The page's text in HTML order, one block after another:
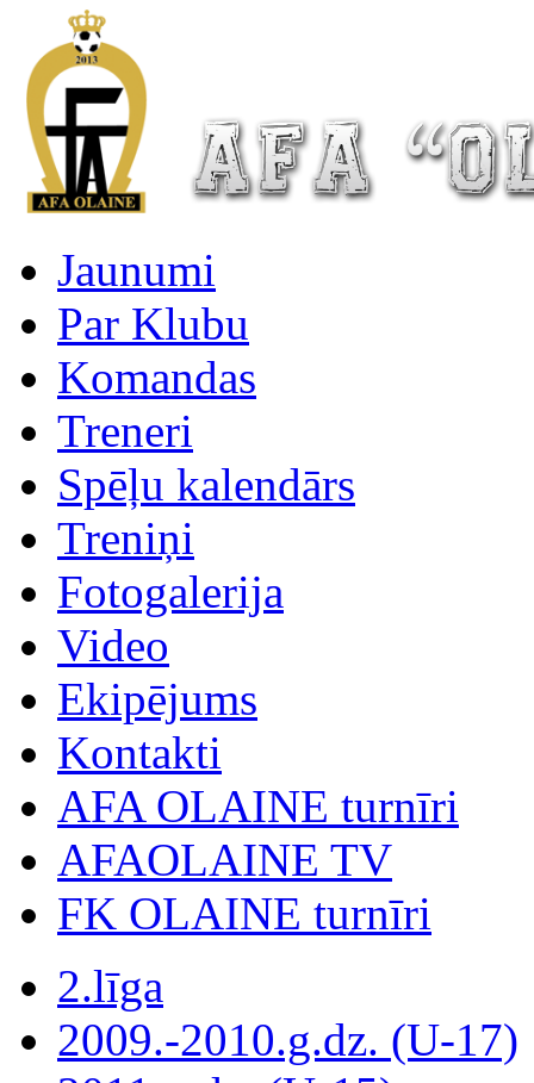
Jaunumi
Par Klubu
Komandas
Treneri
Spēļu kalendārs
Treniņi
Fotogalerija
Video
Ekipējums
Kontakti
AFA OLAINE turnīri
AFAOLAINE TV
FK OLAINE turnīri
2.līga
2009.-2010.g.dz. (U-17)